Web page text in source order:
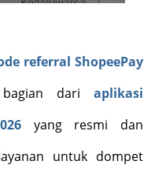
referral ShopeePay
bagian dari aplikasi
yang resmi dan
untuk dompet